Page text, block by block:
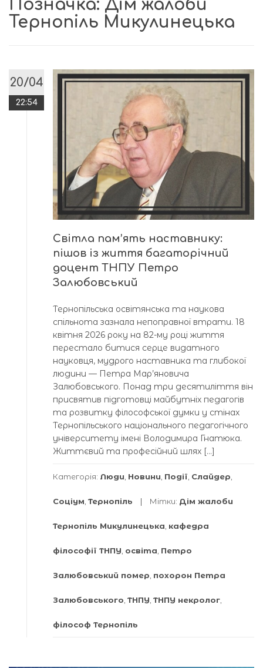
Позначка: Дім жалоби
Тернопіль Микулинецька
20/04
22:54
Світла пам’ять наставнику:
пішов із життя багаторічний
доцент ТНПУ Петро
Залюбовський
Тернопільська освітянська та наукова
спільнота зазнала непоправної втрати. 18
квітня 2026 року на 82-му році життя
перестало битися серце видатного
науковця, мудрого наставника та глибокої
людини — Петра Мар’яновича
Залюбовського. Понад три десятиліття він
присвятив підготовці майбутніх педагогів
та розвитку філософської думки у стінах
Тернопільського національного педагогічного
університету імені Володимира Гнатюка.
Життєвий та професійний шлях […]
Категорія: Люди Новини Події Слайдер
Соціум Тернопіль Мітки: Дім жалоби
Тернопіль Микулинецька кафедра
філософії ТНПУ освіта Петро
Залюбовський помер похорон Петра
Залюбовського ТНПУ ТНПУ некролог
філософ Тернопіль